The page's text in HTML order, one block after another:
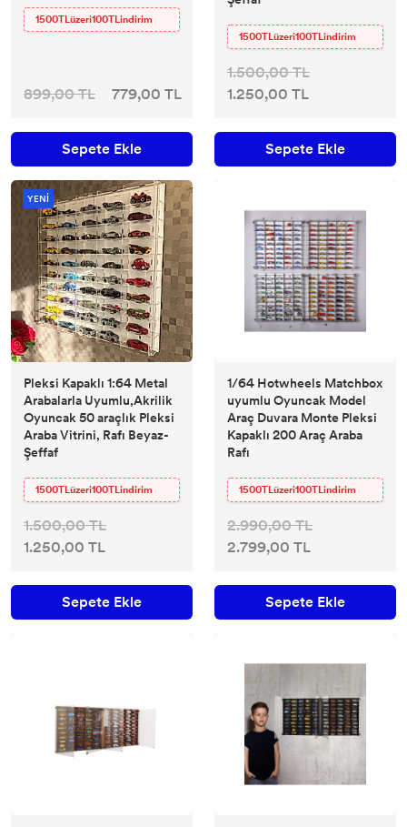
1500TLüzeri100TLindirim
899,00 TL 779,00 TL
Sepete Ekle
1500TLüzeri100TLindirim
1.500,00 TL
1.250,00 TL
Sepete Ekle
YENİ
Pleksi Kapaklı 1:64 Metal
Arabalarla Uyumlu,Akrilik
Oyuncak 50 araçlık Pleksi
Araba Vitrini, Rafı Beyaz-
Şeffaf
1500TLüzeri100TLindirim
1.500,00 TL
1.250,00 TL
Sepete Ekle
1/64 Hotwheels Matchbox
uyumlu Oyuncak Model
Araç Duvara Monte Pleksi
Kapaklı 200 Araç Araba
Rafı
1500TLüzeri100TLindirim
2.990,00 TL
2.799,00 TL
Sepete Ekle